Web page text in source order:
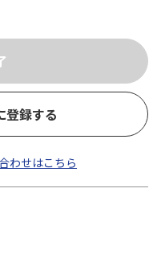
登録する
わせはこちら